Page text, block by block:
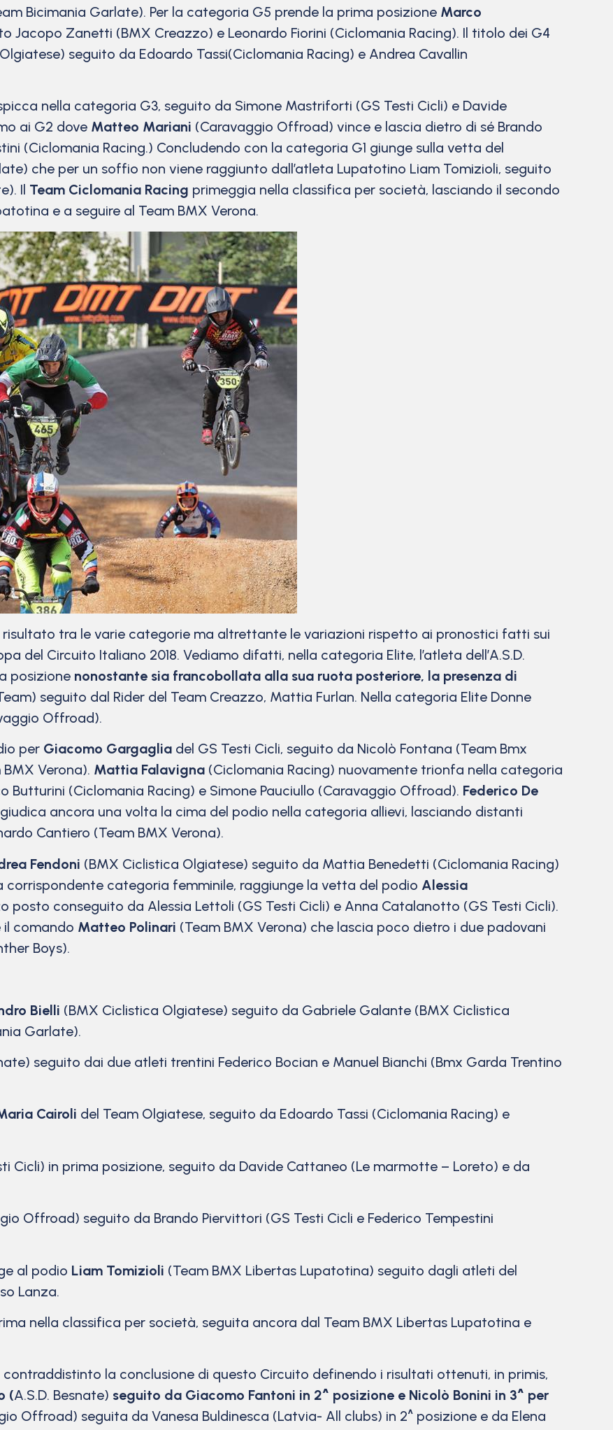
Bicimania Garlate). Per la categoria G5 prende la prima posizione Marco
Jacopo Zanetti (BMX Creazzo) e Leonardo Fiorini (Ciclomania Racing). Il titolo dei G4
seguito da Edoardo Tassi(Ciclomania Racing) e Andrea Cavallin
nella categoria G3, seguito da Simone Mastriforti (GS Testi Cicli) e Davide
ai G2 dove Matteo Mariani (Caravaggio Offroad) vince e lascia dietro di sé Brando
(Ciclomania Racing.) Concludendo con la categoria G1 giunge sulla vetta del
che per un soffio non viene raggiunto dall’atleta Lupatotino Liam Tomizioli, seguito
Il Team Ciclomania Racing primeggia nella classifica per società, lasciando il secondo
e a seguire al Team BMX Verona.
risultato tra le varie categorie ma altrettante le variazioni rispetto ai pronostici fatti sui
del Circuito Italiano 2018. Vediamo difatti, nella categoria Elite, l’atleta dell’A.S.D.
posizione nonostante sia francobollata alla sua ruota posteriore, la presenza di
seguito dal Rider del Team Creazzo, Mattia Furlan. Nella categoria Elite Donne
Offroad).
per Giacomo Gargaglia del GS Testi Cicli, seguito da Nicolò Fontana (Team Bmx
Verona). Mattia Falavigna (Ciclomania Racing) nuovamente trionfa nella categoria
Butturini (Ciclomania Racing) e Simone Pauciullo (Caravaggio Offroad). Federico De
ancora una volta la cima del podio nella categoria allievi, lasciando distanti
Cantiero (Team BMX Verona).
Fendoni (BMX Ciclistica Olgiatese) seguito da Mattia Benedetti (Ciclomania Racing)
corrispondente categoria femminile, raggiunge la vetta del podio Alessia
posto conseguito da Alessia Lettoli (GS Testi Cicli) e Anna Catalanotto (GS Testi Cicli).
il comando Matteo Polinari (Team BMX Verona) che lascia poco dietro i due padovani
Boys).
Bielli (BMX Ciclistica Olgiatese) seguito da Gabriele Galante (BMX Ciclistica
Garlate).
seguito dai due atleti trentini Federico Bocian e Manuel Bianchi (Bmx Garda Trentino
Cairoli del Team Olgiatese, seguito da Edoardo Tassi (Ciclomania Racing) e
Cicli) in prima posizione, seguito da Davide Cattaneo (Le marmotte – Loreto) e da
Offroad) seguito da Brando Piervittori (GS Testi Cicli e Federico Tempestini
al podio Liam Tomizioli (Team BMX Libertas Lupatotina) seguito dagli atleti del
Lanza.
nella classifica per società, seguita ancora dal Team BMX Libertas Lupatotina e
la conclusione di questo Circuito definendo i risultati ottenuti, in primis,
(A.S.D. Besnate) seguito da Giacomo Fantoni in 2^ posizione e Nicolò Bonini in 3^ per
Offroad) seguita da Vanesa Buldinesca (Latvia- All clubs) in 2^ posizione e da Elena